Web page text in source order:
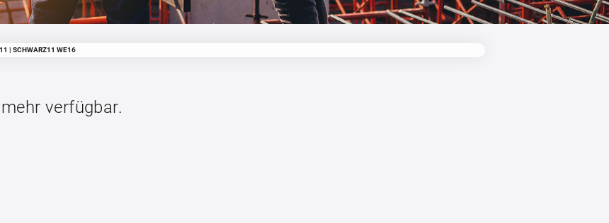
| SCHWARZ11 WE16
verfügbar.